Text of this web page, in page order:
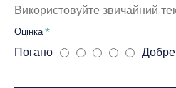
Використовуйте звичайний
Оцінка
Погано Добре